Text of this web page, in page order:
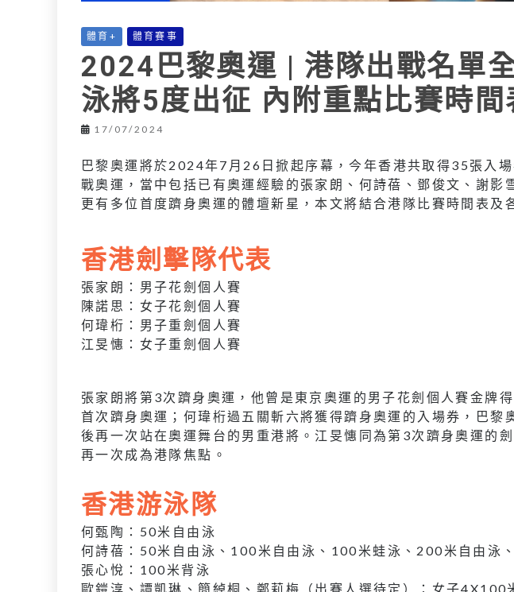
體育+ 體育賽事
2024巴黎奧運 | 港隊出戰名單
泳將5度出征 內附重點比賽時間
17/07/2024
巴黎奧運將於2024年7月26日掀起序幕，今年香港共取得35張入
戰奧運，當中包括已有奧運經驗的張家朗、何詩蓓、鄧俊文、謝影
更有多位首度躋身奧運的體壇新星，本文將結合港隊比賽時間表及
香港劍擊隊代表
張家朗：男子花劍個人賽
陳諾思：女子花劍個人賽
何瑋桁：男子重劍個人賽
江旻憓：女子重劍個人賽
張家朗將第3次躋身奧運，他曾是東京奧運的男子花劍個人賽金牌
首次躋身奧運；何瑋桁過五關斬六將獲得躋身奧運的入場券，巴黎
後再一次站在奧運舞台的男重港將。江旻憓同為第3次躋身奧運的
再一次成為港隊焦點。
香港游泳隊
何甄陶：50米自由泳
何詩蓓：50米自由泳、100米自由泳、100米蛙泳、200米自由泳
張心悅：100米背泳
歐鎧淳、譚凱琳、簡綽桐、鄭莉梅（出賽人選待定）：女子4X100